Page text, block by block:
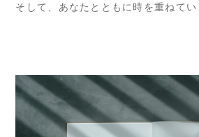
そして、あなたとともに時を重ねてい